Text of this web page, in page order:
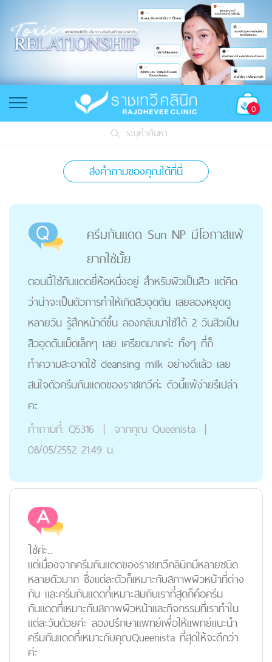
0
ระบุคำค้นหา
ส่งคำถามของคุณได้ที่นี่
ครีมกันแดด Sun NP มีโอกาสแพ้
ยากใช่มั้ย
ตอนนี้ใช้กันแดดยี่ห้อหนึ่งอยู่ สำหรับผิวเป็นสิว แต่คิด
ว่าน่าจะเป็นตัวการทำให้เกิดสิวอุดตัน เลยลองหยุดดู
หลายวัน รู้สึกหน้าดีขึ้น ลองกลับมาใช้ได้ 2 วันสิวเป็น
สิวอุดตันเม็ดเล็กๆ เลย เครียดมากค่ะ ทั้งๆ ที่ก็
ทำความสะอาดใช้ cleansing milk อย่างดีแล้ว เลย
สนใจตัวครีมกันแดดของราชเทวีค่ะ ตัวนี้แพ้ง่ายรึเปล่า
คะ
คำถามที่: Q5316 | จากคุณ Queenista |
08/05/2552 21:49 น.
ใช่ค่ะ...
แต่เนื่องจากครีมกันแดดของราชเทวีคลินิกมีหลายชนิด
หลายตัวมาก ซึ่งแต่ละตัวก็เหมาะกับสภาพผิวหน้าที่ต่าง
กัน และครีมกันแดดที่เหมาะสมกับเราที่สุดก็คือครีม
กันแดดที่เหมาะกับสภาพผิวหน้าและกิจกรรมที่เราทำใน
แต่ละวันด้วยค่ะ ลองปรึกษาแพทย์เพื่อให้แพทย์แนะนำ
ครีมกันแดดที่เหมาะกับคุณQueenista ที่สุดให้จะดีกว่า
ค่ะ